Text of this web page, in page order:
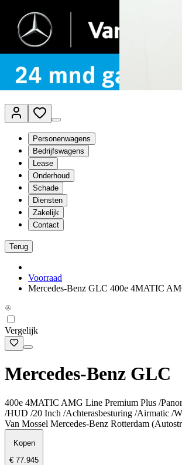
Van Mossel Automotive Group
Vestigingen
Werkplaatsplanner
Vacatures
Klantenservice
nl- Nederlands
Personenwagens
Bedrijfswagens
Lease
Onderhoud
Schade
Diensten
Zakelijk
Contact
Terug
Voorraad
Mercedes-Benz GLC 400e 4MATIC
Vergelijk
Mercedes-Benz GLC
400e 4MATIC AMG Line Premium Plus /
/HUD /20 Inch /Achterasbesturing /Airmatic /
Van Mossel Mercedes-Benz Rotterdam
Kopen
€ 77.945